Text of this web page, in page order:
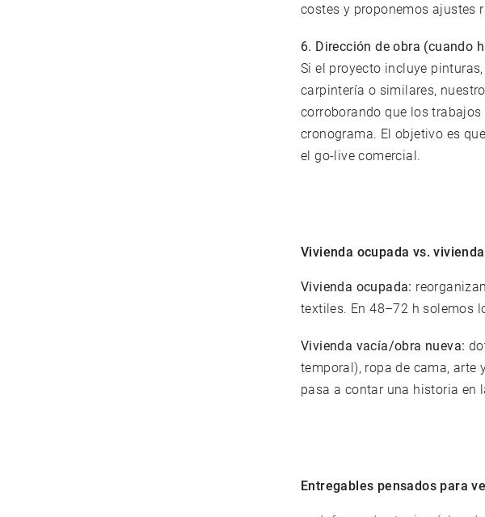
costes y proponemos ajustes
6. Dirección de obra (cuando
Si el proyecto incluye
carpintería o similares,
corroborando que los
cronograma. El objetivo es
el go-live comercial.
Vivienda ocupada vs.
Vivienda ocupada:
textiles. En 48–72 h solemos
Vivienda vacía/obra nueva:
temporal), ropa de cama, arte
pasa a contar una historia en
Entregables pensados para